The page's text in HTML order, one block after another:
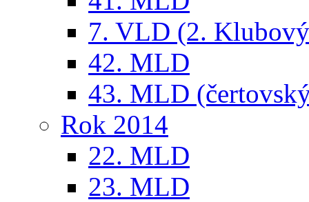
7. VLD (2.
42. MLD
43. MLD
Rok 2014
22. MLD
23. MLD